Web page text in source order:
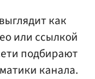
как
или ссылкой
подбирают
канала.